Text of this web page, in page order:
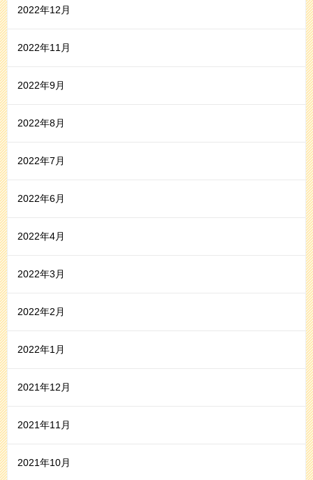
2022年12月
2022年11月
2022年9月
2022年8月
2022年7月
2022年6月
2022年4月
2022年3月
2022年2月
2022年1月
2021年12月
2021年11月
2021年10月